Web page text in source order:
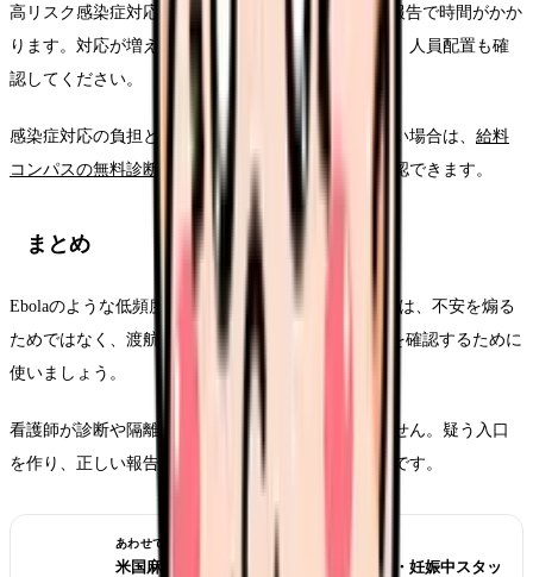
高リスク感染症対応は、PPE、説明、清掃、記録、報告で時間がかか
ります。対応が増える職場では、休憩、残業、手当、人員配置も確
認してください。
感染症対応の負担と給与が見合っているか整理したい場合は、 給料
コンパスの無料診断
で夜勤・残業・手当を分けて確認できます。
まとめ
Ebolaのような低頻度でも高リスクな感染症ニュースは、不安を煽る
ためではなく、渡航歴、症状、動線、PPE、報告先を確認するために
使いましょう。
看護師が診断や隔離判断を一人で行う必要はありません。疑う入口
を作り、正しい報告先につなぐことが現場での役割です。
あわせて読みたい
米国麻しんアウトブレイク、外来・小児・妊娠中スタッ